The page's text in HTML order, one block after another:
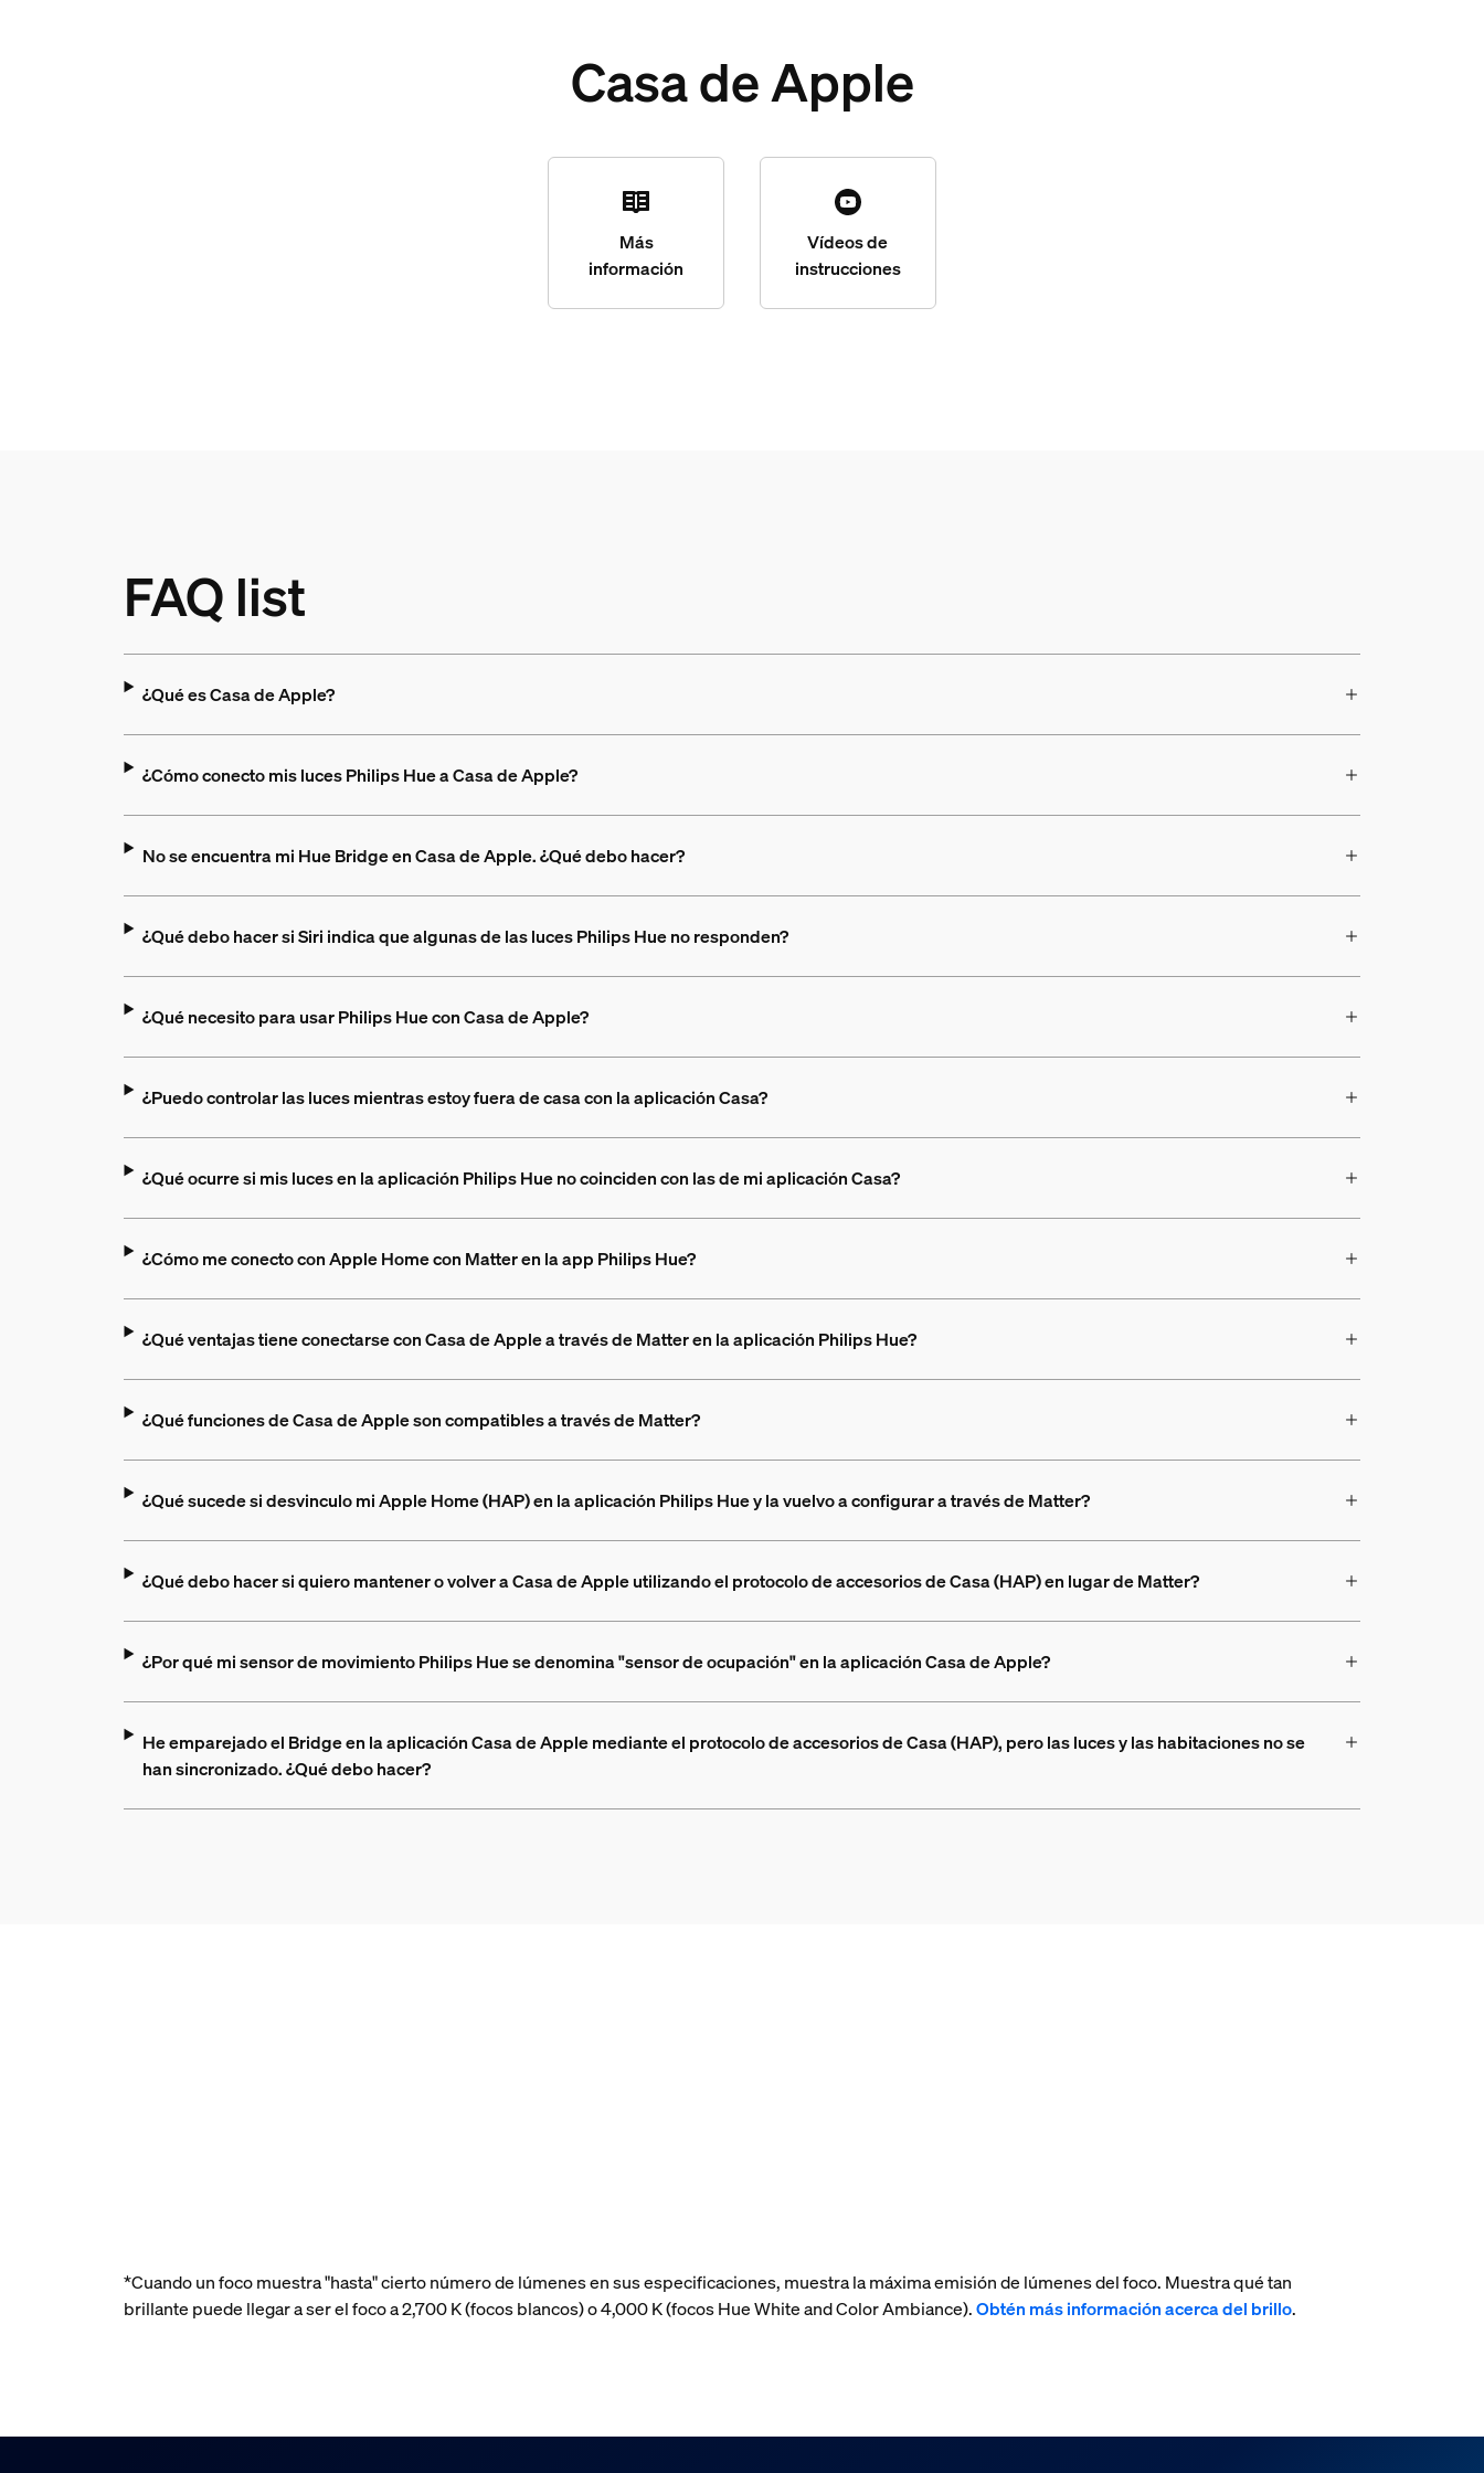
Casa de Apple
Más
información
Vídeos de
instrucciones
FAQ list
¿Qué es Casa de Apple?
¿Cómo conecto mis luces Philips Hue a Casa de Apple?
No se encuentra mi Hue Bridge en Casa de Apple. ¿Qué debo hacer?
¿Qué debo hacer si Siri indica que algunas de las luces Philips Hue no responden?
¿Qué necesito para usar Philips Hue con Casa de Apple?
¿Puedo controlar las luces mientras estoy fuera de casa con la aplicación Casa?
¿Qué ocurre si mis luces en la aplicación Philips Hue no coinciden con las de mi aplicación Casa?
¿Cómo me conecto con Apple Home con Matter en la app Philips Hue?
¿Qué ventajas tiene conectarse con Casa de Apple a través de Matter en la aplicación Philips Hue?
¿Qué funciones de Casa de Apple son compatibles a través de Matter?
¿Qué sucede si desvinculo mi Apple Home (HAP) en la aplicación Philips Hue y la vuelvo a configurar a través de Matter?
¿Qué debo hacer si quiero mantener o volver a Casa de Apple utilizando el protocolo de accesorios de Casa (HAP) en lugar de Matter?
¿Por qué mi sensor de movimiento Philips Hue se denomina "sensor de ocupación" en la aplicación Casa de Apple?
He emparejado el Bridge en la aplicación Casa de Apple mediante el protocolo de accesorios de Casa (HAP), pero las luces y las habitaciones no se
han sincronizado. ¿Qué debo hacer?
*Cuando un foco muestra "hasta" cierto número de lúmenes en sus especificaciones, muestra la máxima emisión de lúmenes del foco. Muestra qué tan
brillante puede llegar a ser el foco a 2,700 K (focos blancos) o 4,000 K (focos Hue White and Color Ambiance).Obtén más información acerca del brillo.